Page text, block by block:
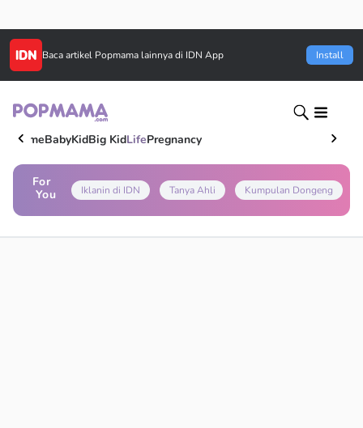
Baca artikel Popmama lainnya di IDN App Install
HomeBabyKidBig KidLifePregnancy
For
You
Iklanin di IDN Tanya Ahli Kumpulan Dongeng